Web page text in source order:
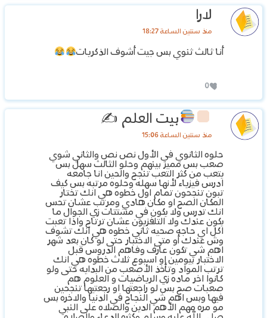
لارا
منذ سنتين الساعة 18:27
أنا ثالث ثنوي بس جيت أشوف الذكريات
0
بيت العلم ✍
منذ سنتين الساعة 15:06
حلوه الثانوي في الأول نص نص والثاني شوي
صعب بس مميز بينهم وحلو الثالث سهل بس
يتعب من كثر التعب تنجح والحين انا جامعه
ادرس فيزياء لأنها سهله وحلوه مرتبه بس كيف
تبون تنجحون تمام اول خطوه هي انك تختار
المكان الصح او مكان هادي ومرتب عشان تحس
انك تدرس ولا يكون في مشتتات زي الجوال ما
يكون عندك ولا التلفزيون عشان ترتاح واذا تعبت
اكل اي حاجه صحيه ثاني خطوه هي انك تشوف
وش عندك أو متى الاختبار حتى لو كان بعد شهر
اهم شي تكون عارف وفاهم الدروس قبل
الاختبار بيومين او اسبوع ثلاث خطوه هي انك
ترتب المواد وتأخذ الأصعب من البدايه حتى ولو
كانوا اخر ماده زي الرياضيات و العلوم هم
صعبات صح بس لو راجعتها او رجعتيها تنجحين
فيها وبس اهم شي النجاح في الدنيا والاخره بس
مو مره مهم الأهم الدين والصلاه على النبي